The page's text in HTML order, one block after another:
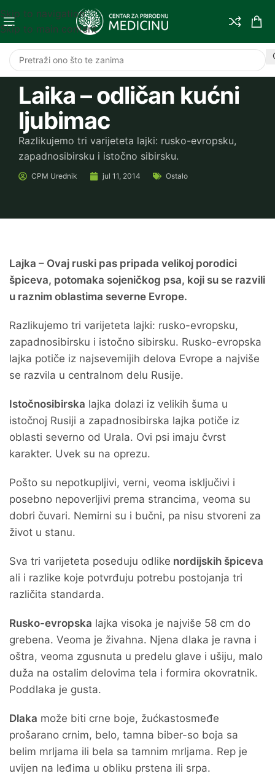
Skip to navigation
Skip to main content
Laika – odličan kućni
ljubimac
Razlikujemo tri varijeteta lajki: rusko-evropsku,
zapadnosibirsku i istočno sibirsku.
CPM Urednik jul 11, 2014 Ostalo
Lajka – Ovaj ruski pas pripada velikoj porodici
špiceva, potomaka sojeničkog psa, koji su se razvili
u raznim oblastima severne Evrope.
Razlikujemo tri varijeteta lajki: rusko-evropsku,
zapadnosibirsku i istočno sibirsku. Rusko-evropska
lajka potiče iz najsevemijih delova Evrope a najviše
se razvila u centralnom delu Rusije.
Istočnosibirska lajka dolazi iz velikih šuma u
istočnoj Rusiji a zapadnosibirska lajka potiče iz
oblasti severno od Urala. Ovi psi imaju čvrst
karakter. Uvek su na oprezu.
Pošto su nepotkupljivi, verni, veoma isključivi i
posebno nepoverljivi prema strancima, veoma su
dobri čuvari. Nemirni su i bučni, pa nisu stvoreni za
život u stanu.
Sva tri varijeteta poseduju odlike nordijskih špiceva
ali i razlike koje potvrđuju potrebu postojanja tri
različita standarda.
Rusko-evropska lajka visoka je najviše 58 cm do
grebena. Veoma je živahna. Njena dlaka je ravna i
oštra, veoma zgusnuta u predelu glave i ušiju, malo
duža na ostalim delovima tela i formira okovratnik.
Poddlaka je gusta.
Dlaka može biti crne boje, žućkastosmeđe
prošarano crnim, belo, tamna biber-so boja sa
belim mrljama ili bela sa tamnim mrljama. Rep je
uvijen na leđima u obliku prstena ili srpa.